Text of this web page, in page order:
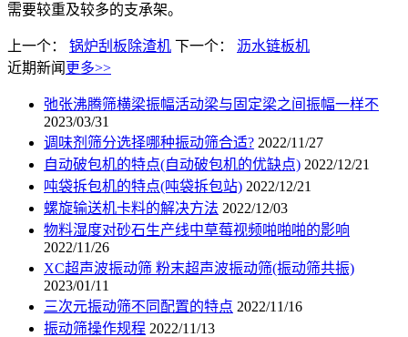
需要较重及较多的支承架。
上一个： 锅炉刮板除渣机 下一个： 沥水链板机
近期新闻 更多>>
弛张沸腾筛横梁振幅活动梁与固定梁之间振幅一样不
2023/03/31
调味剂筛分选择哪种振动筛合适? 2022/11/27
自动破包机的特点(自动破包机的优缺点) 2022/12/21
吨袋拆包机的特点(吨袋拆包站) 2022/12/21
螺旋输送机卡料的解决方法 2022/12/03
物料湿度对砂石生产线中草莓视频啪啪啪的影响
2022/11/26
XC超声波振动筛 粉末超声波振动筛(振动筛共振)
2023/01/11
三次元振动筛不同配置的特点 2022/11/16
振动筛操作规程 2022/11/13